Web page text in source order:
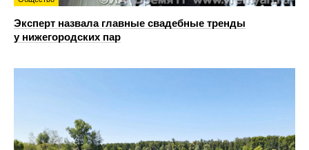
Эксперт назвала главные свадебные тренды
у нижегородских пар